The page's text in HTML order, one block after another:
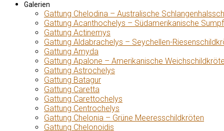
Galerien
Gattung Chelodina – Australische
Gattung Acanthochelys – Südamerikanische
Gattung Actinemys
Gattung Aldabrachelys – Seychellen-
Gattung Amyda
Gattung Apalone – Amerikanische
Gattung Astrochelys
Gattung Batagur
Gattung Caretta
Gattung Carettochelys
Gattung Centrochelys
Gattung Chelonia – Grüne Meeresschildkröten
Gattung Chelonoidis